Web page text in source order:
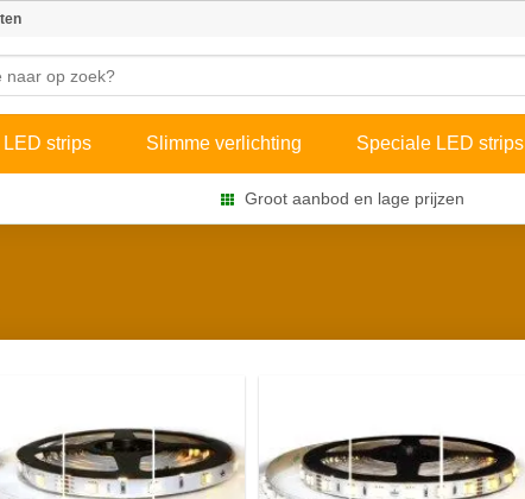
LED strips Slimme verlichting Speciale LED strips
Groot aanbod en lage prijzen